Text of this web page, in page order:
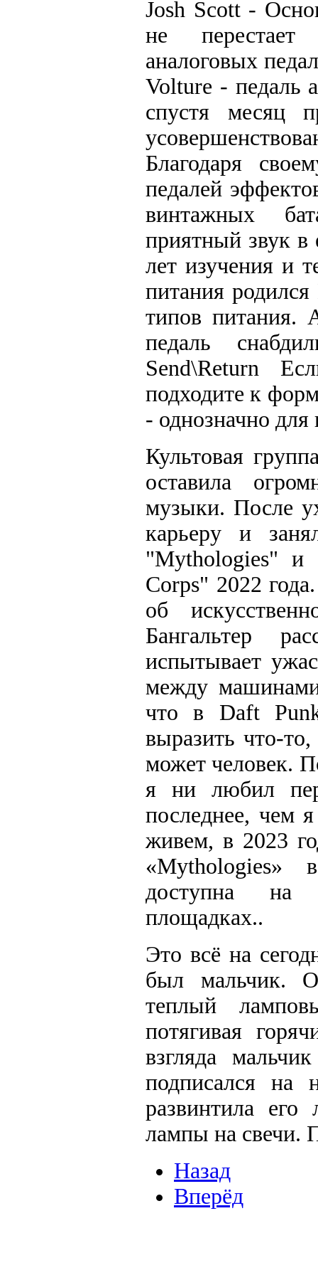
Josh Scott -
не перестает
аналоговых
Volture - педаль
спустя месяц
Благодаря
педалей
винтажных
приятный звук
лет изучения и
питания
типов питания.
педаль
Send\Return
подходите к
- однозначно для
Культовая
оставила
музыки. После
карьеру и
"Mythologies" и
Corps" 2022
об
Бангальтер
испытывает
между
что в Daft
выразить что-
может человек.
я ни любил
последнее, чем
живем, в 2023
«Mythologies»
доступна на
площадках..
Это всё на
был мальчик.
теплый
потягивая
взгляда
подписался на
развинтила
лампы на свечи.
Назад
Вперёд